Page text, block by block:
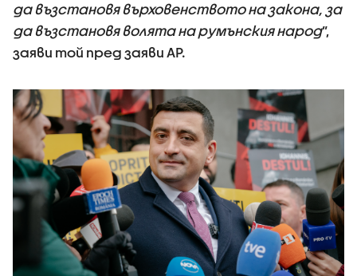
да възстановя върховенството на закона, за
да възстановя волята на румънския народ”,
заяви той пред заяви AP.